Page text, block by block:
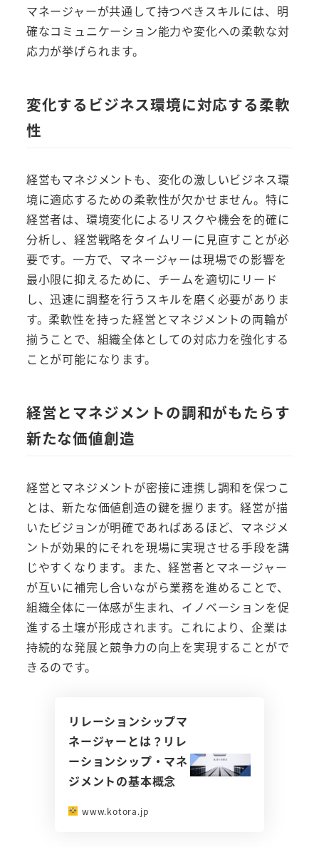
マネージャーが共通して持つべきスキルには、明
確なコミュニケーション能力や変化への柔軟な対
応力が挙げられます。
変化するビジネス環境に対応する柔軟
性
経営もマネジメントも、変化の激しいビジネス環
境に適応するための柔軟性が欠かせません。特に
経営者は、環境変化によるリスクや機会を的確に
分析し、経営戦略をタイムリーに見直すことが必
要です。一方で、マネージャーは現場での影響を
最小限に抑えるために、チームを適切にリード
し、迅速に調整を行うスキルを磨く必要がありま
す。柔軟性を持った経営とマネジメントの両輪が
揃うことで、組織全体としての対応力を強化する
ことが可能になります。
経営とマネジメントの調和がもたらす
新たな価値創造
経営とマネジメントが密接に連携し調和を保つこ
とは、新たな価値創造の鍵を握ります。経営が描
いたビジョンが明確であればあるほど、マネジメ
ントが効果的にそれを現場に実現させる手段を講
じやすくなります。また、経営者とマネージャー
が互いに補完し合いながら業務を進めることで、
組織全体に一体感が生まれ、イノベーションを促
進する土壌が形成されます。これにより、企業は
持続的な発展と競争力の向上を実現することがで
きるのです。
リレーションシップマ
ネージャーとは？リレ
ーションシップ・マネ
ジメントの基本概念
www.kotora.jp